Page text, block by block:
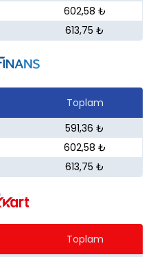
602,58 ₺
613,75 ₺
Toplam
591,36 ₺
602,58 ₺
613,75 ₺
Toplam